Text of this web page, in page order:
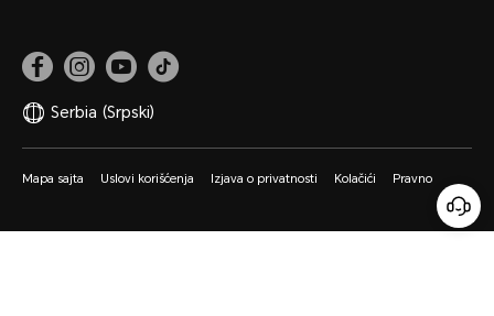
Serbia (Srpski)
Mapa sajta Uslovi korišćenja Izjava o privatnosti Kolačići Pravno